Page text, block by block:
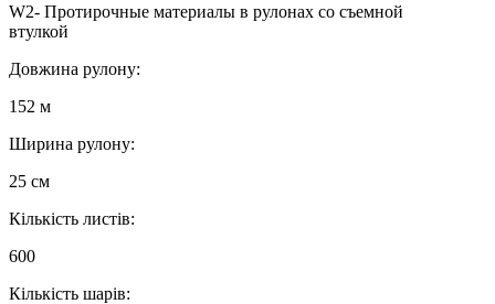
W2- Протирочные материалы в рулонах со съемной
втулкой
Довжина рулону:
152 м
Ширина рулону:
25 см
Кількість листів:
600
Кількість шарів: